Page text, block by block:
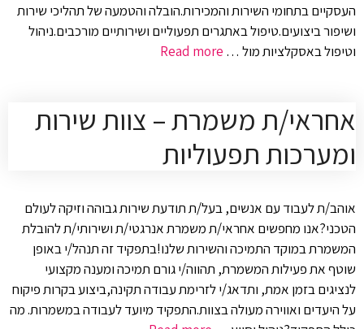
העסקיים בתחומי השירות והמכירות.הובלה והטמעה של תהליכי שירות
ושיפור ביצועים.טיפול באתגרים תפעוליים ושירותיים מורכבים.ניהול
וטיפול באסקלציות מול … Read more
אחראי/ת משמרת – צוות שירות
ומערכות תפעוליות
אוהב/ת לעבוד עם אנשים, בעל/ת תודעת שירות גבוהה וזיקה לעולם
הטכני?אנו מחפשים אחראי/ת משמרת אנרגטי/ת ושירותי/ת להובלת
המשמרת במוקד התמיכה והשירות שלנו!בתפקיד זה תנהל/י באופן
שוטף את פעילות המשמרת, תהווה/י גורם תמיכה ומענה מקצועי
לנציגים בזמן אמת, ותדאג/י לזרימת עבודה תקינה,ביצוע בקרות פיקוח
על היעדים ואווירה מעולה בצוות.התפקיד מיועד לעבודה במשמרות. מה